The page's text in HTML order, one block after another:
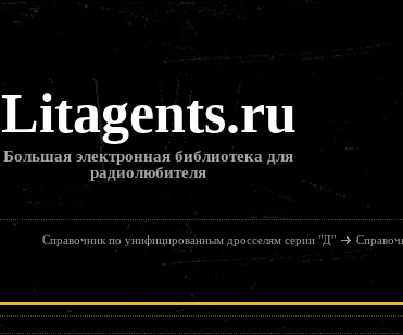
Litagents.ru
Большая электронная библиотека для
радиолюбителя
Справочник по унифицированным дросселям серии "Д"